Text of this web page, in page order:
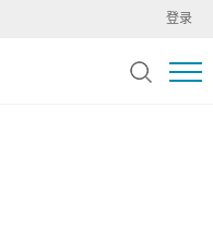
登录